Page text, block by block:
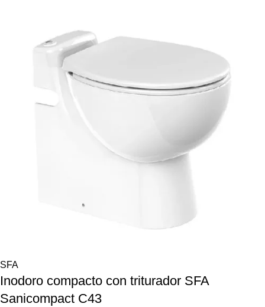
SFA
Inodoro compacto con triturador SFA
Sanicompact C43